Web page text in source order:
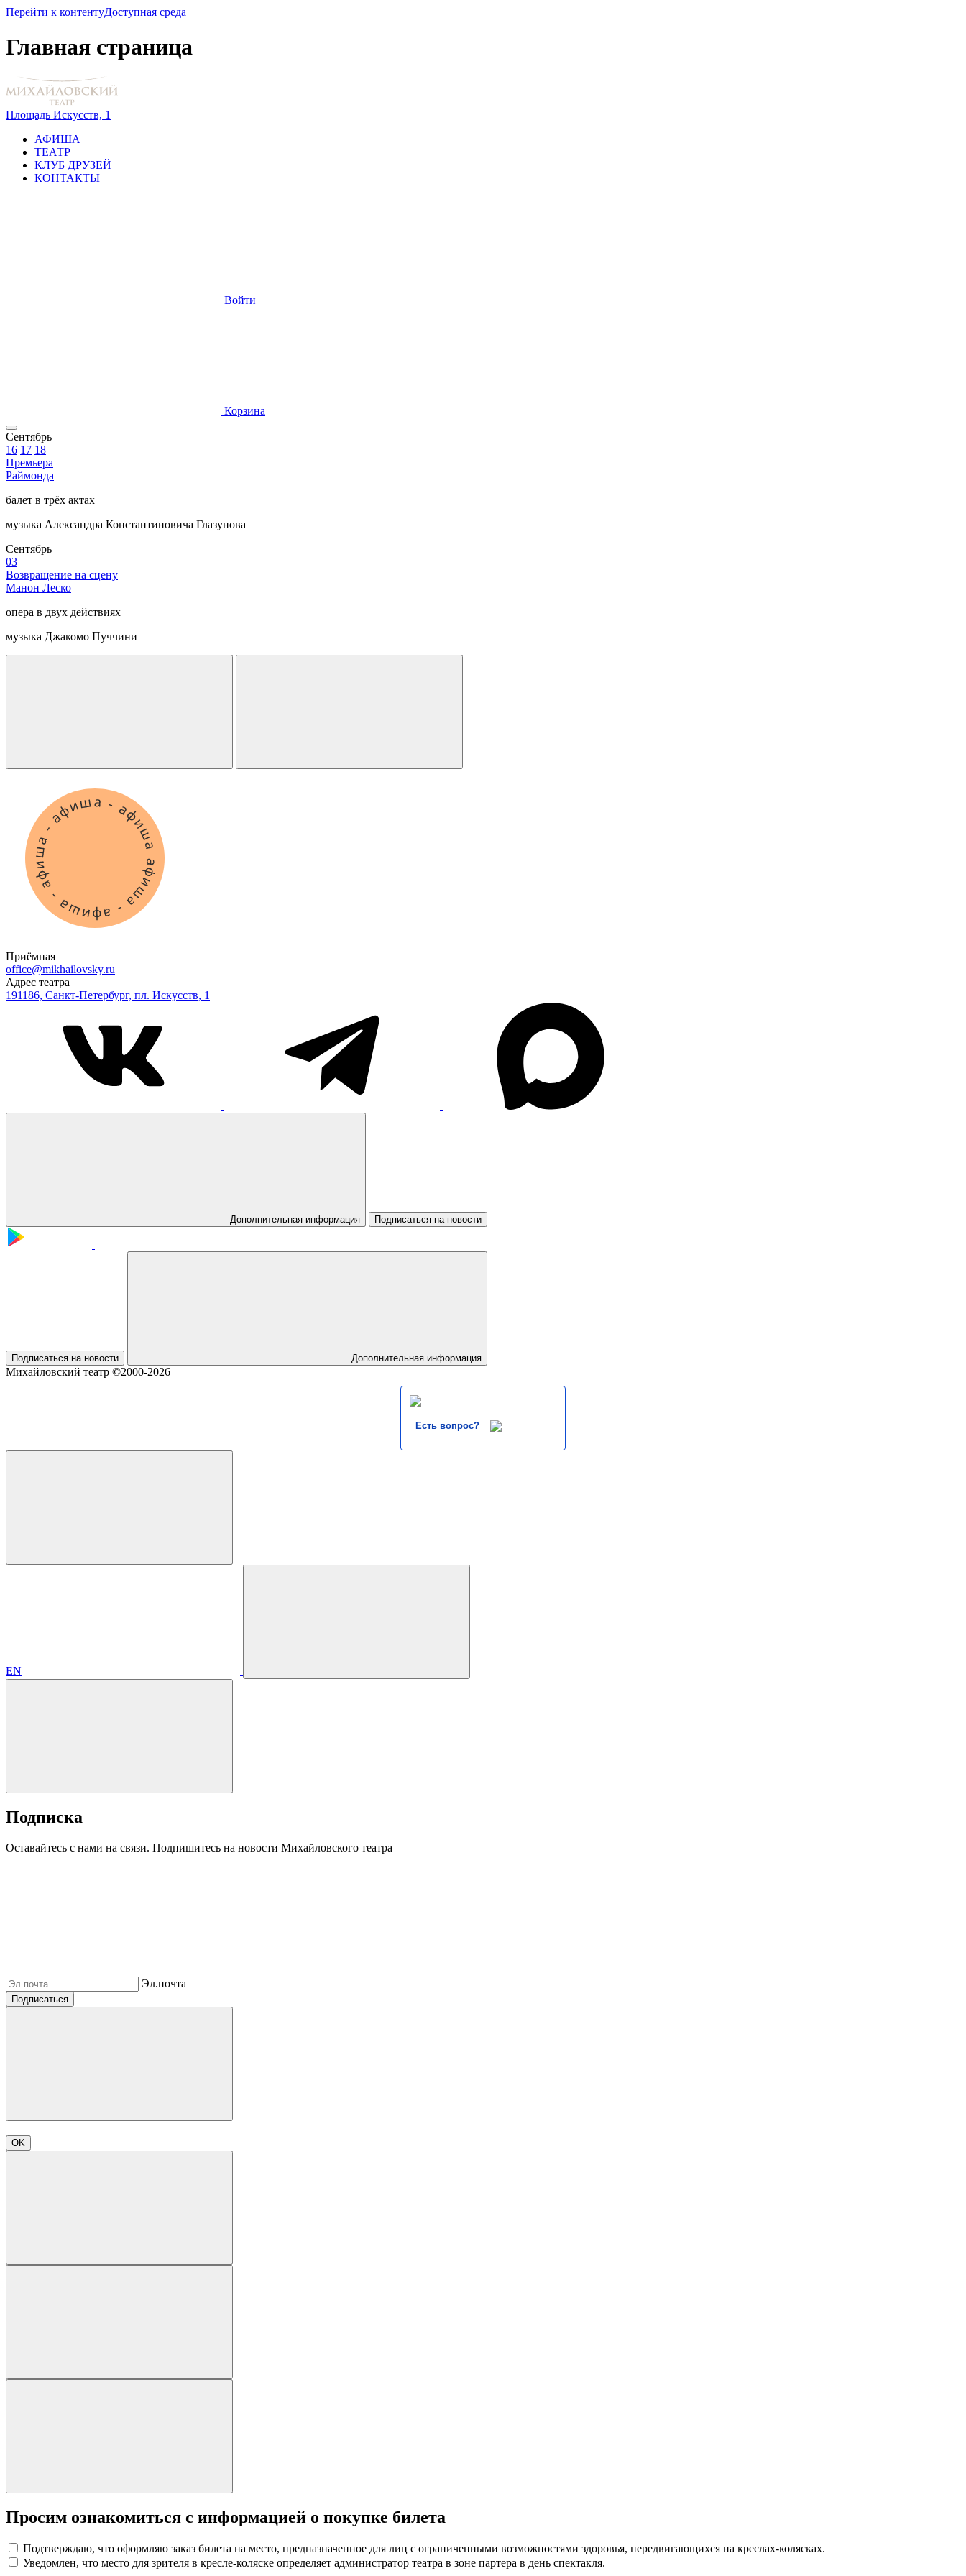
Перейти к контентуДоступная среда
Главная страница
Площадь Искусств, 1
АФИША
ТЕАТР
КЛУБ ДРУЗЕЙ
КОНТАКТЫ
Войти
Корзина
Сентябрь
16 17 18
Премьера
Раймонда
балет в трёх актах
музыка Александра Константиновича Глазунова
Сентябрь
03
Возвращение на сцену
Манон Леско
опера в двух действиях
музыка Джакомо Пуччини
Приёмная
office@mikhailovsky.ru
Адрес театра
191186, Санкт-Петербург, пл. Искусств, 1
Дополнительная информация Подписаться на новости
Подписаться на новости Дополнительная информация
Михайловский театр ©2000-2026
Есть вопрос?
EN
Подписка
Оставайтесь с нами на связи. Подпишитесь на новости Михайловского театра
Эл.почта
Подписаться
OK
Просим ознакомиться с информацией о покупке билета
Подтверждаю, что оформляю заказ билета на место, предназначенное для лиц с ограниченными возможностями здоровья, передвигающихся на креслах-колясках.
Уведомлен, что место для зрителя в кресле-коляске определяет администратор театра в зоне партера в день спектакля.